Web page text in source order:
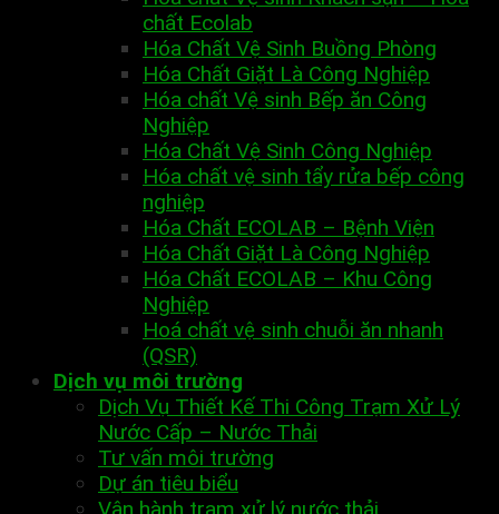
chất Ecolab
Hóa Chất Vệ Sinh Buồng Phòng
Hóa Chất Giặt Là Công Nghiệp
Hóa chất Vệ sinh Bếp ăn Công
Nghiệp
Hóa Chất Vệ Sinh Công Nghiệp
Hóa chất vệ sinh tẩy rửa bếp công
nghiệp
Hóa Chất ECOLAB – Bệnh Viện
Hóa Chất Giặt Là Công Nghiệp
Hóa Chất ECOLAB – Khu Công
Nghiệp
Hoá chất vệ sinh chuỗi ăn nhanh
(QSR)
Dịch vụ môi trường
Dịch Vụ Thiết Kế Thi Công Trạm Xử Lý
Nước Cấp – Nước Thải
Tư vấn môi trường
Dự án tiêu biểu